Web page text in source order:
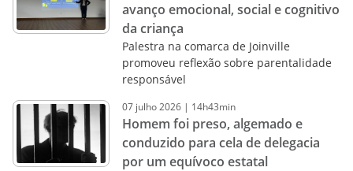
avanço emocional, social e cognitivo
da criança
Palestra na comarca de Joinville
promoveu reflexão sobre parentalidade
responsável
07 julho2026 | 14h43min
Homem foi preso, algemado e
conduzido para cela de delegacia
por um equívoco estatal